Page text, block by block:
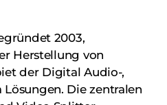
2003,
Herstellung von
der Digital Audio-,
Die zentralen